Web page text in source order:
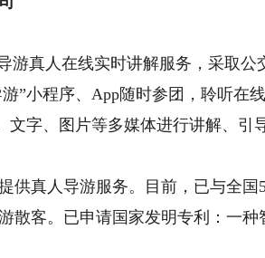
真人在线实时讲解服务，采取公
”小程序、App随时参团，聆听在
字、图片等多媒体进行讲解、引
真人导游服务。目前，已与全国
散客。已申请国家发明专利：一种